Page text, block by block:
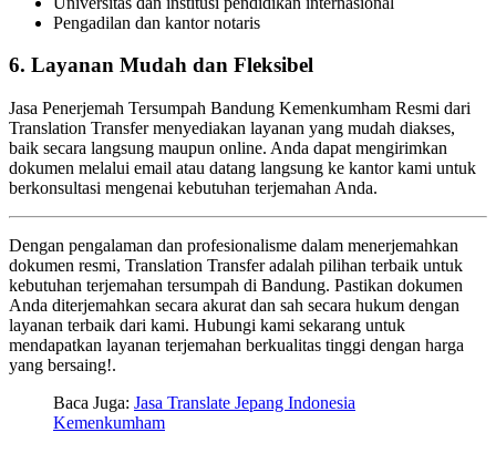
Pengadilan dan kantor notaris
6. Layanan Mudah dan Fleksibel
Jasa Penerjemah Tersumpah Bandung Kemenkumham Resmi dari
Translation Transfer menyediakan layanan yang mudah diakses,
baik secara langsung maupun online. Anda dapat mengirimkan
dokumen melalui email atau datang langsung ke kantor kami untuk
berkonsultasi mengenai kebutuhan terjemahan Anda.
Dengan pengalaman dan profesionalisme dalam menerjemahkan
dokumen resmi, Translation Transfer adalah pilihan terbaik untuk
kebutuhan terjemahan tersumpah di Bandung. Pastikan dokumen
Anda diterjemahkan secara akurat dan sah secara hukum dengan
layanan terbaik dari kami. Hubungi kami sekarang untuk
mendapatkan layanan terjemahan berkualitas tinggi dengan harga
yang bersaing!.
Baca Juga: Jasa Translate Jepang Indonesia
Kemenkumham